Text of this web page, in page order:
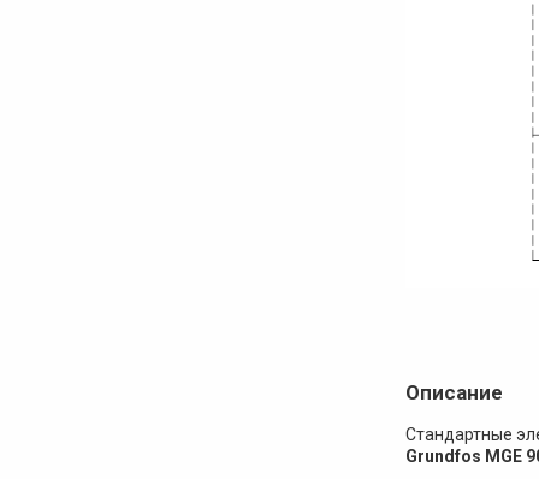
Описание
Стандартные
Grundfos MGE